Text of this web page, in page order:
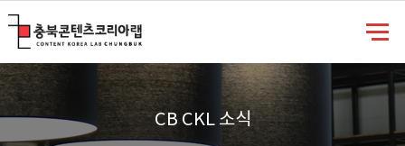
CB CKL 소식